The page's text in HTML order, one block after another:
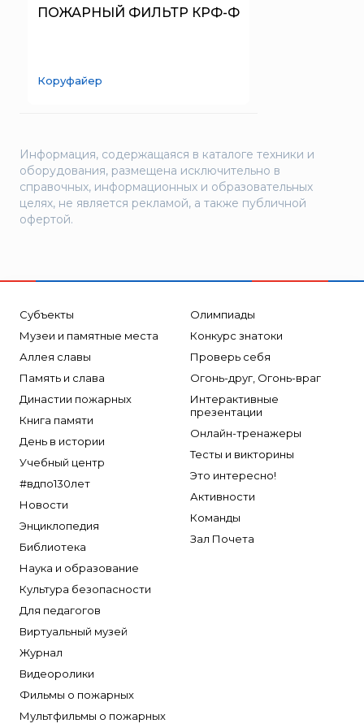
SERRA
UNIVET
«Зелинский групп»
«Спотви»
«Шанс»
АО «КОРПОРАЦИЯ
Болид
Бонус-Вита
Диапазон+
Ермак
ЕСО
ИВС-Сигналспецавтоматика
ИНЕЙ
Коруфайер
М-01.ру
Магазин 01
Магнито-Контакт
МИГ
Минипожарный
ПОЖАРНЫЙ ФИЛЬТР КРФ-Ф
Коруфайер
Информация, содержащаяся в каталоге техники и
оборудования, размещена исключительно в
справочных, информационных и образовательных
целях, не является рекламой, а также публичной
офертой.
Субъекты
Музеи и памятные места
Аллея славы
Память и слава
Династии пожарных
Книга памяти
День в истории
Учебный центр
#вдпо130лет
Новости
Энциклопедия
Библиотека
Наука и образование
Культура безопасности
Для педагогов
Виртуальный музей
Журнал
Видеоролики
Фильмы о пожарных
Мультфильмы о пожарных
Олимпиады
Конкурс знатоки
Проверь себя
Огонь-друг, Огонь-враг
Интерактивные
презентации
Онлайн-тренажеры
Тесты и викторины
Это интересно!
Активности
Команды
Зал Почета